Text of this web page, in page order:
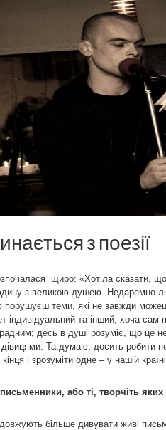
з поезії
щиро: «Хотіла сказати, що
з великою душею. Недаремно
теми, які не завжди
індивідуальний та інший, хоча сам
десь в душі розуміє, що це
Та,думаю, досить робити
і зрозуміти одне – у нашій
або ті, творчіть
більше дивувати живі